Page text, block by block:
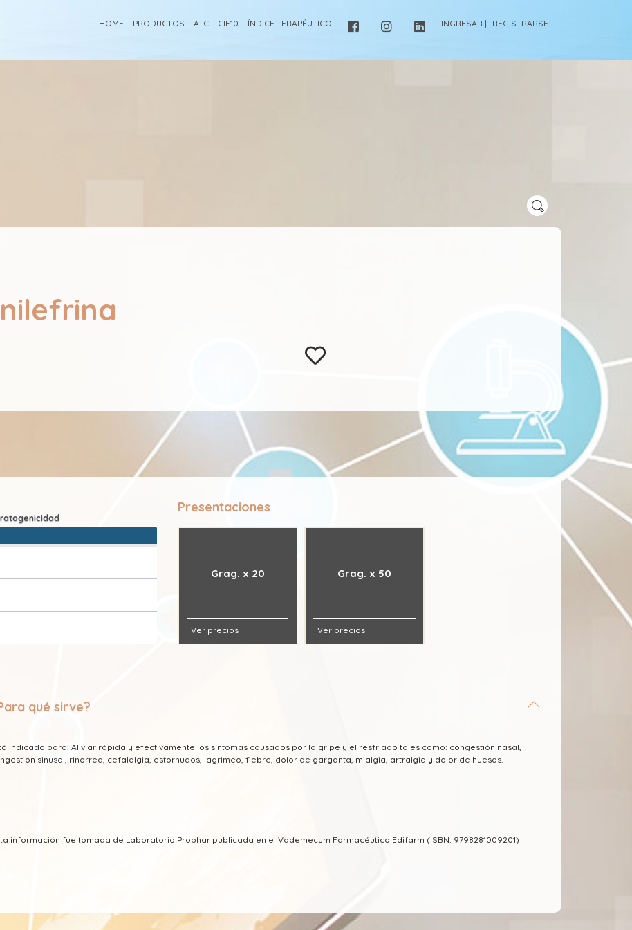
HOME PRODUCTOS ATC CIE10 ÍNDICE TERAPÉUTICO INGRESAR | REGISTRARSE
Presentaciones
Grag. x 20
Ver precios
Grag. x 50
Ver precios
qué sirve?
indicado para: Aliviar rápida y efectivamente los síntomas causados por la gripe y el resfriado tales como: congestión nasal,
sinusal, rinorrea, cefalalgia, estornudos, lagrimeo, fiebre, dolor de garganta, mialgia, artralgia y dolor de huesos.
información fue tomada de Laboratorio Prophar publicada en el Vademecum Farmacéutico Edifarm (ISBN: 9798281009201)